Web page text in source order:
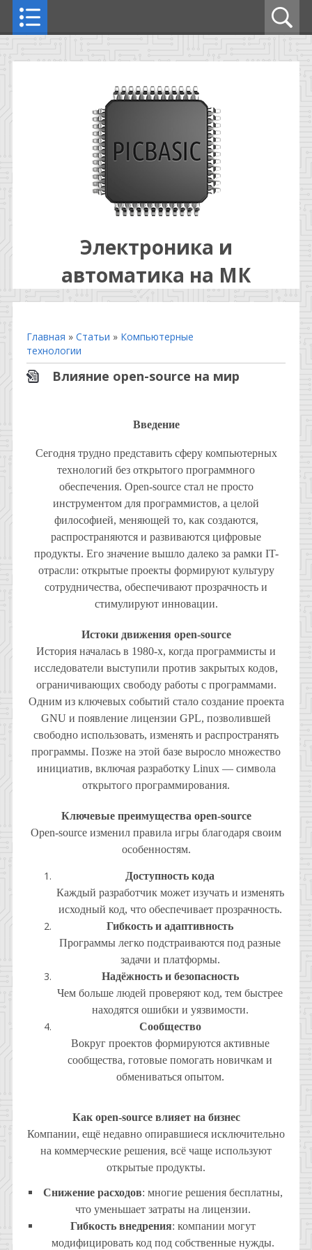
Электроника и
автоматика на МК
Главная » Статьи » Компьютерные
технологии
Влияние open-source на мир
Введение
Сегодня трудно представить сферу компьютерных
технологий без открытого программного
обеспечения. Open-source стал не просто
инструментом для программистов, а целой
философией, меняющей то, как создаются,
распространяются и развиваются цифровые
продукты. Его значение вышло далеко за рамки IT-
отрасли: открытые проекты формируют культуру
сотрудничества, обеспечивают прозрачность и
стимулируют инновации.
Истоки движения open-source
История началась в 1980-х, когда программисты и
исследователи выступили против закрытых кодов,
ограничивающих свободу работы с программами.
Одним из ключевых событий стало создание проекта
GNU и появление лицензии GPL, позволившей
свободно использовать, изменять и распространять
программы. Позже на этой базе выросло множество
инициатив, включая разработку Linux — символа
открытого программирования.
Ключевые преимущества open-source
Open-source изменил правила игры благодаря своим
особенностям.
Доступность кода
Каждый разработчик может изучать и изменять
исходный код, что обеспечивает прозрачность.
Гибкость и адаптивность
Программы легко подстраиваются под разные
задачи и платформы.
Надёжность и безопасность
Чем больше людей проверяют код, тем быстрее
находятся ошибки и уязвимости.
Сообщество
Вокруг проектов формируются активные
сообщества, готовые помогать новичкам и
обмениваться опытом.
Как open-source влияет на бизнес
Компании, ещё недавно опиравшиеся исключительно
на коммерческие решения, всё чаще используют
открытые продукты.
Снижение расходов: многие решения бесплатны,
что уменьшает затраты на лицензии.
Гибкость внедрения: компании могут
модифицировать код под собственные нужды.